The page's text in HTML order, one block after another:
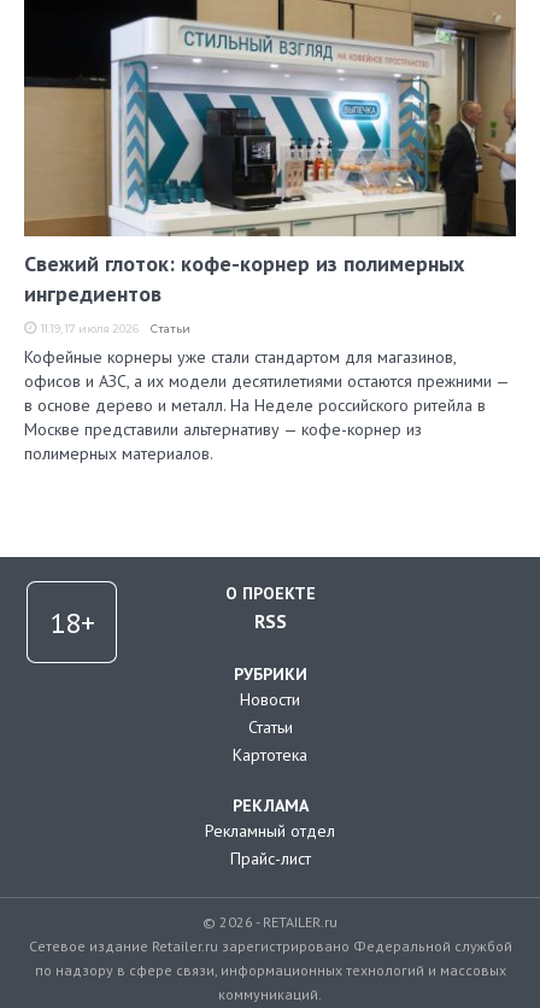
Свежий глоток: кофе-корнер из полимерных
ингредиентов
11:19, 17 июля 2026 Статьи
Кофейные корнеры уже стали стандартом для магазинов,
офисов и АЗС, а их модели десятилетиями остаются прежними —
в основе дерево и металл. На Неделе российского ритейла в
Москве представили альтернативу — кофе-корнер из
полимерных материалов.
О ПРОЕКТЕ
RSS
РУБРИКИ
Новости
Статьи
Картотека
РЕКЛАМА
Рекламный отдел
Прайс-лист
© 2026 - RETAILER.ru
Сетевое издание Retailer.ru зарегистрировано Федеральной службой
по надзору в сфере связи, информационных технологий и массовых
коммуникаций.